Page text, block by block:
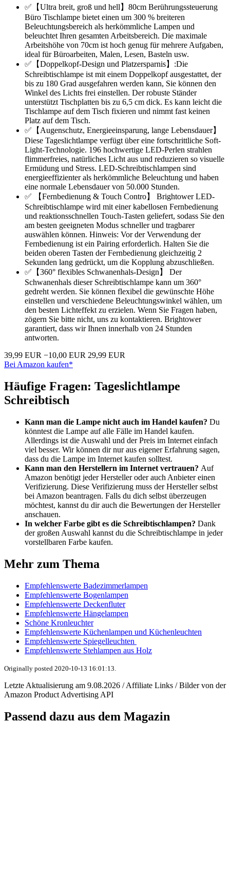
✅【Ultra breit, groß und hell】80cm Berührungssteuerung
Büro Tischlampe bietet einen um 300 % breiteren
Beleuchtungsbereich als herkömmliche Lampen und
beleuchtet Ihren gesamten Arbeitsbereich. Die maximale
Arbeitshöhe von 70cm ist hoch genug für mehrere Aufgaben,
ideal für Büroarbeiten, Malen, Lesen, Basteln usw.
✅【Doppelkopf-Design und Platzersparnis】:Die
Schreibtischlampe ist mit einem Doppelkopf ausgestattet, der
bis zu 180 Grad ausgefahren werden kann, Sie können den
Winkel des Lichts frei einstellen. Der robuste Ständer
unterstützt Tischplatten bis zu 6,5 cm dick. Es kann leicht die
Tischlampe auf dem Tisch fixieren und nimmt fast keinen
Platz auf dem Tisch.
✅【Augenschutz, Energieeinsparung, lange Lebensdauer】
Diese Tageslichtlampe verfügt über eine fortschrittliche Soft-
Light-Technologie. 196 hochwertige LED-Perlen strahlen
flimmerfreies, natürliches Licht aus und reduzieren so visuelle
Ermüdung und Stress. LED-Schreibtischlampen sind
energieeffizienter als herkömmliche Beleuchtung und haben
eine normale Lebensdauer von 50.000 Stunden.
✅ 【Fernbedienung & Touch Contro】 Brightower LED-
Schreibtischlampe wird mit einer kabellosen Fernbedienung
und reaktionsschnellen Touch-Tasten geliefert, sodass Sie den
am besten geeigneten Modus schneller und tragbarer
auswählen können. Hinweis: Vor der Verwendung der
Fernbedienung ist ein Pairing erforderlich. Halten Sie die
beiden oberen Tasten der Fernbedienung gleichzeitig 2
Sekunden lang gedrückt, um die Kopplung abzuschließen.
✅【360° flexibles Schwanenhals-Design】 Der
Schwanenhals dieser Schreibtischlampe kann um 360°
gedreht werden. Sie können flexibel die gewünschte Höhe
einstellen und verschiedene Beleuchtungswinkel wählen, um
den besten Lichteffekt zu erzielen. Wenn Sie Fragen haben,
zögern Sie bitte nicht, uns zu kontaktieren. Brightower
garantiert, dass wir Ihnen innerhalb von 24 Stunden
antworten.
39,99 EUR −10,00 EUR 29,99 EUR
Bei Amazon kaufen*
Häufige Fragen: Tageslichtlampe
Schreibtisch
Kann man die Lampe nicht auch im Handel kaufen? Du
könntest die Lampe auf alle Fälle im Handel kaufen.
Allerdings ist die Auswahl und der Preis im Internet einfach
viel besser. Wir können dir nur aus eigener Erfahrung sagen,
dass du die Lampe im Internet kaufen solltest.
Kann man den Herstellern im Internet vertrauen? Auf
Amazon benötigt jeder Hersteller oder auch Anbieter einen
Verifizierung. Diese Verifizierung muss der Hersteller selbst
bei Amazon beantragen. Falls du dich selbst überzeugen
möchtest, kannst du dir auch die Bewertungen der Hersteller
anschauen.
In welcher Farbe gibt es die Schreibtischlampen? Dank
der großen Auswahl kannst du die Schreibtischlampe in jeder
vorstellbaren Farbe kaufen.
Mehr zum Thema
Empfehlenswerte Badezimmerlampen
Empfehlenswerte Bogenlampen
Empfehlenswerte Deckenfluter
Empfehlenswerte Hängelampen
Schöne Kronleuchter
Empfehlenswerte Küchenlampen und Küchenleuchten
Empfehlenswerte Spiegelleuchten
Empfehlenswerte Stehlampen aus Holz
Originally posted 2020-10-13 16:01:13.
Letzte Aktualisierung am 9.08.2026 / Affiliate Links / Bilder von der
Amazon Product Advertising API
Passend dazu aus dem Magazin